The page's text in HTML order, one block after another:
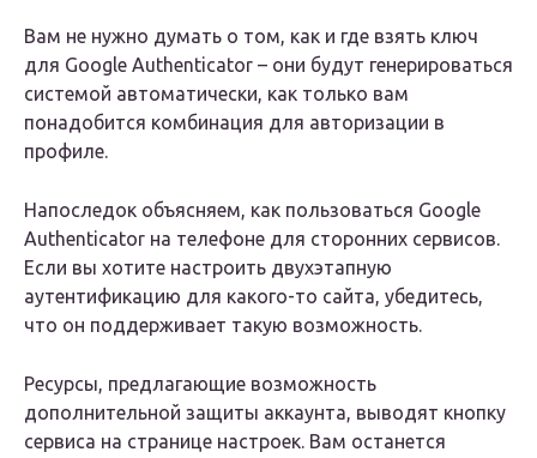
Вам не нужно думать о том, как и где взять ключ
для Google Authenticator – они будут генерироваться
системой автоматически, как только вам
понадобится комбинация для авторизации в
профиле.
Напоследок объясняем, как пользоваться Google
Authenticator на телефоне для сторонних сервисов.
Если вы хотите настроить двухэтапную
аутентификацию для какого-то сайта, убедитесь,
что он поддерживает такую возможность.
Ресурсы, предлагающие возможность
дополнительной защиты аккаунта, выводят кнопку
сервиса на странице настроек. Вам останется